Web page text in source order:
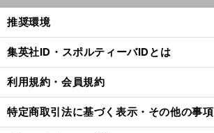
推奨環境
集英社ID・スポルティーバIDとは
利用規約・会員規約
特定商取引法に基づく表示・その他の事項